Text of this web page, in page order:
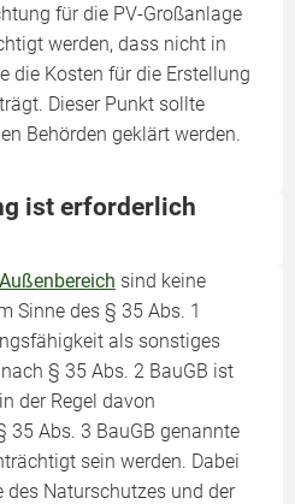
für die PV-Großanlage
werden, dass nicht in
die Kosten für die Erstellung
Dieser Punkt sollte
Behörden geklärt werden.
ist erforderlich
sind keine
Sinne des § 35 Abs. 1
als sonstiges
§ 35 Abs. 2 BauGB ist
der Regel davon
35 Abs. 3 BauGB genannte
sein werden. Dabei
des Naturschutzes und der